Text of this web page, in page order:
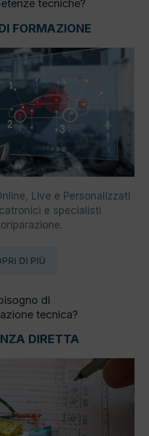
tecniche?
FORMAZIONE
Live e Personalizzati
e specialisti
DI PIÙ
di
tecnica?
DIRETTA